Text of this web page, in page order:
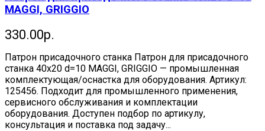
MAGGI, GRIGGIO
330.00р.
Патрон присадочного станка Патрон для присадочного
станка 40х20 d=10 MAGGI, GRIGGIO — промышленная
комплектующая/оснастка для оборудования. Артикул:
125456. Подходит для промышленного применения,
сервисного обслуживания и комплектации
оборудования. Доступен подбор по артикулу,
консультация и поставка под задачу...